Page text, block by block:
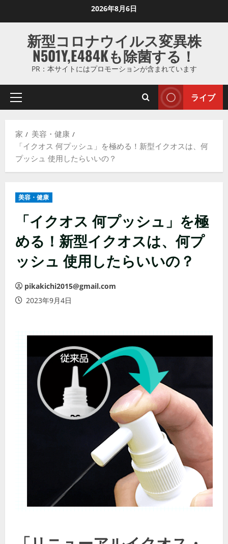
ス
ッ
2026年8月6日
新型コロナウイルス変異株
N501Y,E484Kも除菌する！
PR：本サイトにはプロモーションが含まれています
プ
マ
メ
ー
ライブ
家
美容・健康
「イクオス 何プッシュ」を極める！新型イクオスは、何
プッシュ 使用したらいいの？
美容・健康
「イクオス 何プッシュ」を極
める！新型イクオスは、何プ
ッシュ 使用したらいいの？
pikakichi2015@gmail.com
2023年9月4日